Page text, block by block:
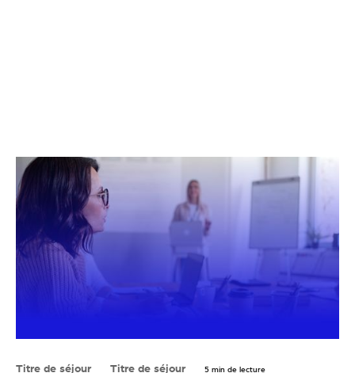
Titre de séjour Titre de séjour 5 min de lecture